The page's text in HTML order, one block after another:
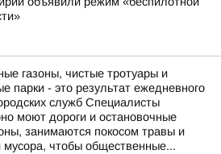
газоны, чистые тротуары и
парки - это результат ежедневного
служб Специалисты
моют дороги и остановочные
занимаются покосом травы и
мусора, чтобы общественные...